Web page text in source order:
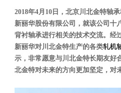
2018年4月10日，北京川北金特轴
新丽华股份有限公司，就该公司十
背衬轴承进行相关的技术交流。经
新丽华对川北金特生产的各类轧机
示，非常愿意与川北金特长期友好
北金特对未来的方向更加坚定，对